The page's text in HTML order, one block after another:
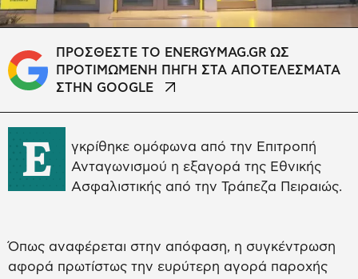
ΠΡΟΣΘΕΣΤΕ ΤΟ ENERGYMAG.GR ΩΣ
ΠΡΟΤΙΜΩΜΕΝΗ ΠΗΓΗ ΣΤΑ ΑΠΟΤΕΛΕΣΜΑΤΑ
ΣΤΗΝ GOOGLE
Ε
γκρίθηκε ομόφωνα από την Επιτροπή
Ανταγωνισμού η εξαγορά της Εθνικής
Ασφαλιστικής από την Τράπεζα Πειραιώς.
Όπως αναφέρεται στην απόφαση, η συγκέντρωση
αφορά πρωτίστως την ευρύτερη αγορά παροχής